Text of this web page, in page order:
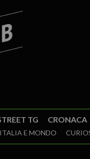
TG CRONACA
ITALIA E MONDO